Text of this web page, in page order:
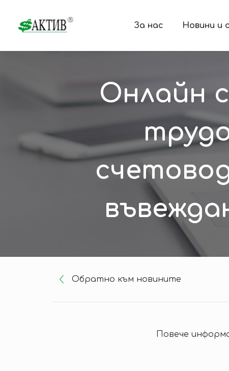
За нас Новини и
Онлайн
Oбратно към новините
Повече